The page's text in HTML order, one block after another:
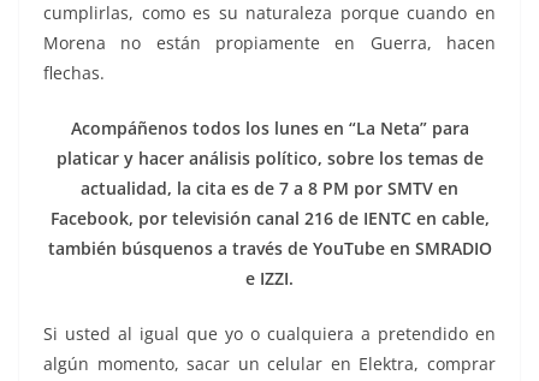
cumplirlas, como es su naturaleza porque cuando en
Morena no están propiamente en Guerra, hacen
flechas.
Acompáñenos todos los lunes en “La Neta” para
platicar y hacer análisis político, sobre los temas de
actualidad, la cita es de 7 a 8 PM por SMTV en
Facebook, por televisión canal 216 de IENTC en cable,
también búsquenos a través de YouTube en SMRADIO
e IZZI.
Si usted al igual que yo o cualquiera a pretendido en
algún momento, sacar un celular en Elektra, comprar